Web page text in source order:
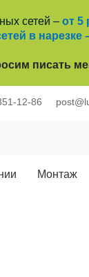
сетей – от 5
в нарезке
писать
12-86
Монтаж